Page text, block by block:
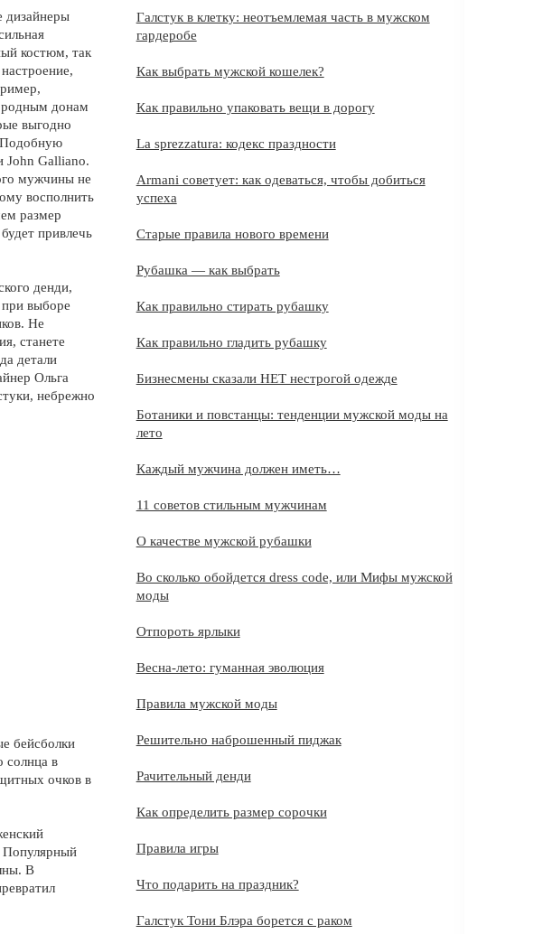
дизайнеры
костюм, так
донам
выгодно
Подобную
John Galliano.
мужчины не
восполнить
размер
привлечь
денди,
при выборе
Не
станете
детали
Ольга
небрежно
бейсболки
солнца в
очков в
Популярный
В
Галстук в клетку: неотъемлемая часть в мужском
гардеробе
Как выбрать мужской кошелек?
Как правильно упаковать вещи в дорогу
La sprezzatura: кодекс праздности
Armani советует: как одеваться, чтобы добиться
успеха
Старые правила нового времени
Рубашка — как выбрать
Как правильно стирать рубашку
Как правильно гладить рубашку
Бизнесмены сказали НЕТ нестрогой одежде
Ботаники и повстанцы: тенденции мужской моды на
лето
Каждый мужчина должен иметь…
11 советов стильным мужчинам
О качестве мужской рубашки
Во сколько обойдется dress code, или Мифы мужской
моды
Отпороть ярлыки
Весна-лето: гуманная эволюция
Правила мужской моды
Решительно наброшенный пиджак
Рачительный денди
Как определить размер сорочки
Правила игры
Что подарить на праздник?
Галстук Тони Блэра борется с раком